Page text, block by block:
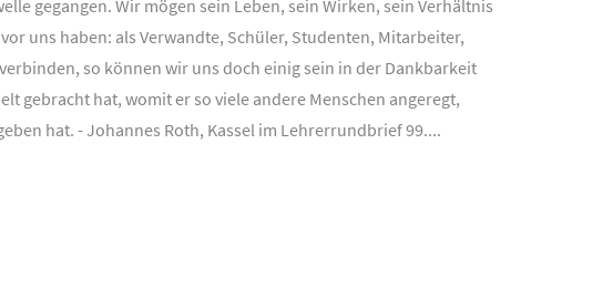
gegangen. Wir mögen sein Leben, sein Wirken, sein Verhältnis
uns haben: als Verwandte, Schüler, Studenten, Mitarbeiter,
so können wir uns doch einig sein in der Dankbarkeit
gebracht hat, womit er so viele andere Menschen angeregt,
hat. - Johannes Roth, Kassel im Lehrerrundbrief 99....